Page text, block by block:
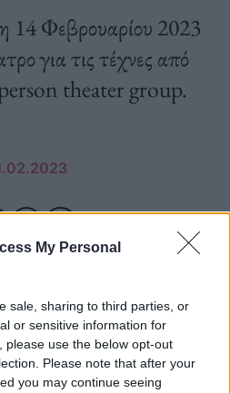
My Personal
sale, sharing to third parties, or
or sensitive information for
please use the below opt-out
Please note that after your
you may continue seeing
14 Φεβρουαρίου 2023
για τις τέχνες από
theater group.